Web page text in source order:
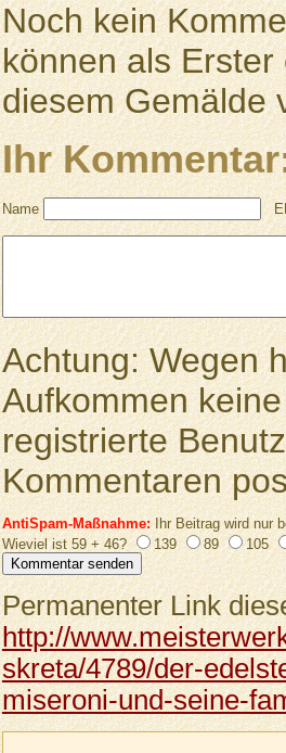
Noch kein
können als
diesem Gemälde
Ihr
Name
Achtung: Wegen
Aufkommen
registrierte
Kommentaren
AntiSpam-Maßnahme:Ihr Beitrag wird nur
Wieviel ist 59 + 46?
139 89 105
Permanenter Link
http://
skreta/4789/der-
miseroni-und-seine-